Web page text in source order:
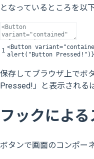
となっているところを以
1 <Button variant=
alert ( "Button Pressed!" ) }
保存してブラウザ上でボ
Pressed!」と表示される
フックによ
ボタンで画面のコンポー